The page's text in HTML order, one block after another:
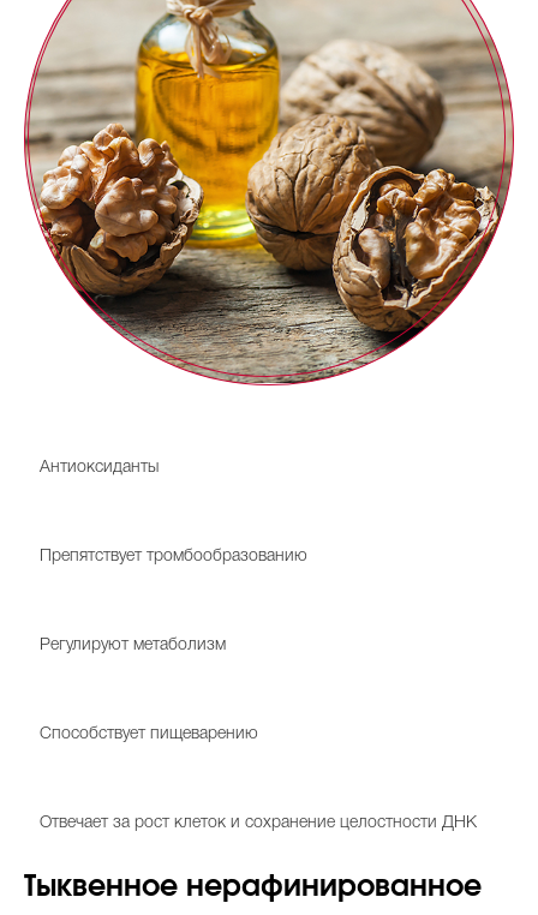
Антиоксиданты
Препятствует тромбообразованию
Регулируют метаболизм
Способствует пищеварению
Отвечает за рост клеток и сохранение целостности ДНК
Тыквенное нерафинированное